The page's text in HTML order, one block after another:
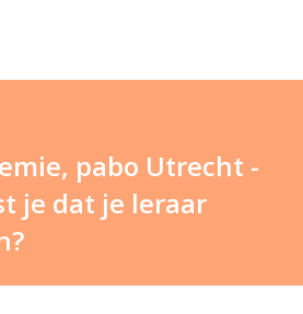
pabo Utrecht -
je dat je leraar